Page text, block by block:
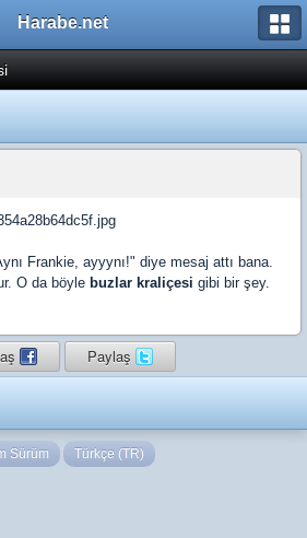
Harabe.net
Frankie, ayyynı!" diye mesaj attı bana.
O da böyle buzlar kraliçesi gibi bir şey.
Paylaş
Sürüm Türkçe (TR)